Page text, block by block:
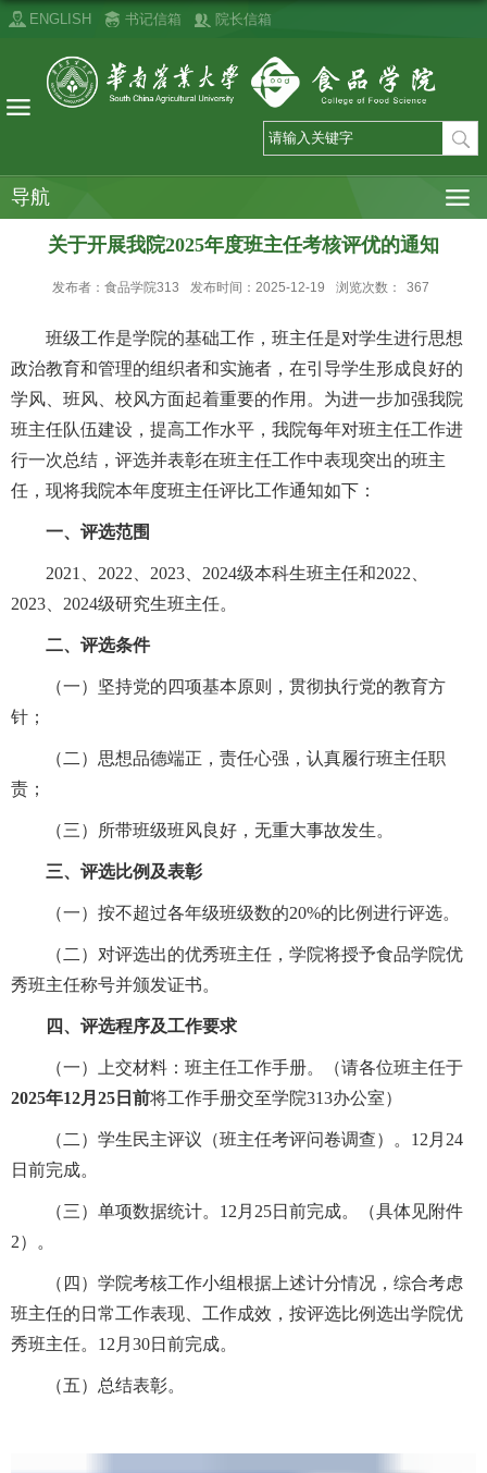
ENGLISH 书记信箱 院长信箱
导航
关于开展我院2025年度班主任考核评优的通知
发布者：食品学院313 发布时间：2025-12-19 浏览次数： 367
班级工作是学院的基础工作，班主任是对学生进行思想
政治教育和管理的组织者和实施者，在引导学生形成良好的
学风、班风、校风方面起着重要的作用。为进一步加强我院
班主任队伍建设，提高工作水平，我院每年对班主任工作进
行一次总结，评选并表彰在班主任工作中表现突出的班主
任，现将我院本年度班主任评比工作通知如下：
一、评选范围
2021、2022、2023、2024级本科生班主任和2022、
2023、2024级研究生班主任。
二、评选条件
（一）坚持党的四项基本原则，贯彻执行党的教育方
针；
（二）思想品德端正，责任心强，认真履行班主任职
责；
（三）所带班级班风良好，无重大事故发生。
三、评选比例及表彰
（一）按不超过各年级班级数的20%的比例进行评选。
（二）对评选出的优秀班主任，学院将授予食品学院优
秀班主任称号并颁发证书。
四、评选程序及工作要求
（一）上交材料：班主任工作手册。（请各位班主任于
2025年12月 25 日前将工作手册交至学院313办公室）
（二）学生民主评议（班主任考评问卷调查）。12月24
日前完成。
（三）单项数据统计。12月25日前完成。（具体见附件
2）。
（四）学院考核工作小组根据上述计分情况，综合考虑
班主任的日常工作表现、工作成效，按评选比例选出学院优
秀班主任。12月30日前完成。
（五）总结表彰。